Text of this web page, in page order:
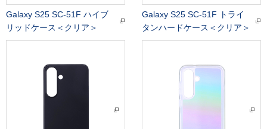
Galaxy S25 SC-51F ハイブ
リッドケース＜クリア＞
Galaxy S25 SC-51F トライ
タンハードケース＜クリア＞